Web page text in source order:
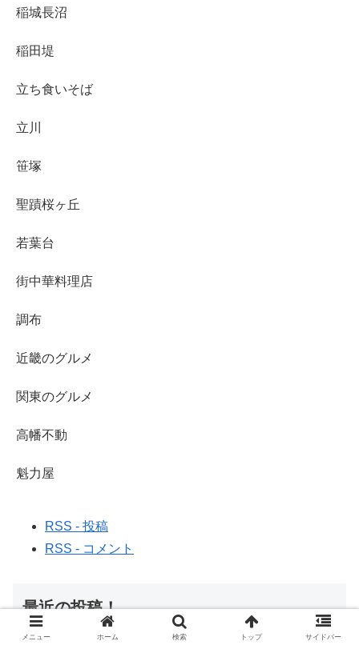
稲城長沼
稲田堤
立ち食いそば
立川
笹塚
聖蹟桜ヶ丘
若葉台
街中華料理店
調布
近畿のグルメ
関東のグルメ
高幡不動
魁力屋
RSS - 投稿
RSS - コメント
最近の投稿！
メニュー ホーム 検索 トップ サイドバー